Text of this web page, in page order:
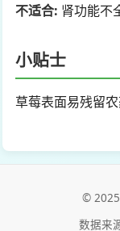
不适合: 肾功能不
小贴士
草莓表面易残留农
©
数据来